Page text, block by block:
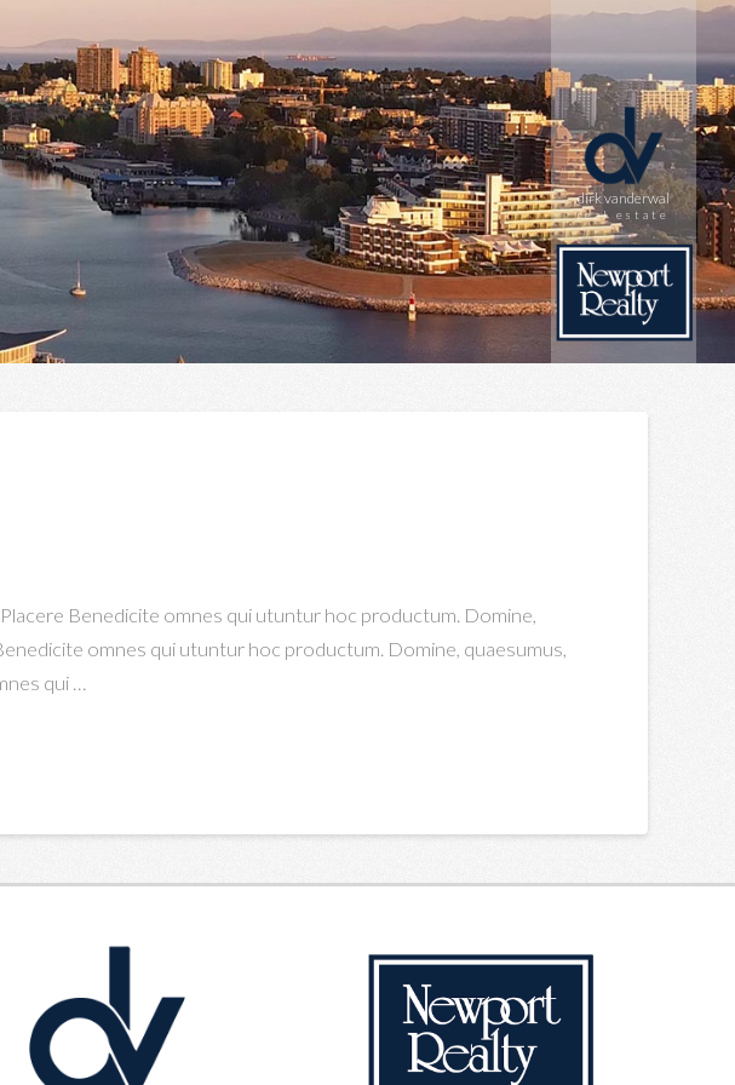
dirk vanderwal
real estate
Benedicite omnes qui utuntur hoc productum. Domine,
omnes qui utuntur hoc productum. Domine, quaesumus,
qui …